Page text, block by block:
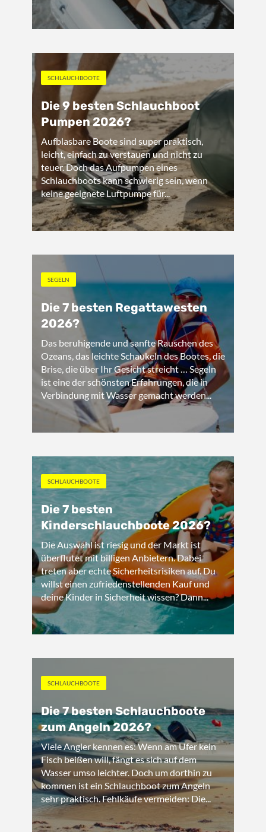
SCHLAUCHBOOTE
Die 9 besten Schlauchboot
Pumpen 2026?
Aufblasbare Boote sind super praktisch,
leicht, einfach zu verstauen und nicht zu
teuer. Doch das Aufpumpen eines
Schlauchboots kann schwierig sein, wenn
keine geeignete Luftpumpe für...
SEGELN
Die 7 besten Regattawesten
2026?
Das beruhigende und sanfte Rauschen des
Ozeans, das leichte Schaukeln des Bootes, die
Brise, die über Ihr Gesicht streicht … Segeln
ist eine der schönsten Erfahrungen, die in
Verbindung mit Wasser gemacht werden...
SCHLAUCHBOOTE
Die 7 besten
Kinderschlauchboote 2026?
Die Auswahl ist riesig und der Markt ist
überflutet mit billigen Anbietern. Dabei
treten aber echte Sicherheitsrisiken auf. Du
willst einen zufriedenstellenden Kauf und
deine Kinder in Sicherheit wissen? Dann...
SCHLAUCHBOOTE
Die 7 besten Schlauchboote
zum Angeln 2026?
Viele Angler kennen es: Wenn am Ufer kein
Fisch beißen will, fängt es sich auf dem
Wasser umso leichter. Doch um dorthin zu
kommen ist ein Schlauchboot zum Angeln
sehr praktisch. Fehlkäufe vermeiden: Die...